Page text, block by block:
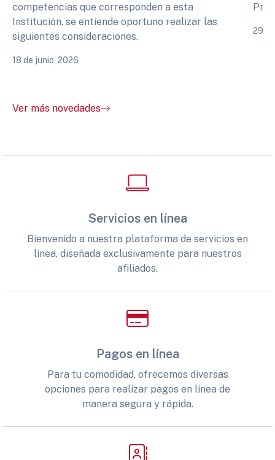
competencias que corresponden a esta
Institución, se entiende oportuno realizar las
siguientes consideraciones.
18 de junio, 2026
29
Ver más novedades
Servicios en línea
Bienvenido a nuestra plataforma de servicios en
línea, diseñada exclusivamente para nuestros
afiliados.
Pagos en línea
Para tu comodidad, ofrecemos diversas
opciones para realizar pagos en línea de
manera segura y rápida.